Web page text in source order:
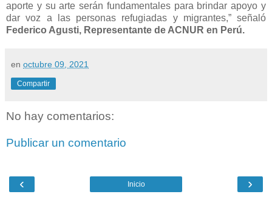
aporte y su arte serán fundamentales para brindar apoyo y
dar voz a las personas refugiadas y migrantes,” señaló
Federico Agusti, Representante de ACNUR en Perú.
en octubre 09, 2021
Compartir
No hay comentarios:
Publicar un comentario
‹ ›
Inicio